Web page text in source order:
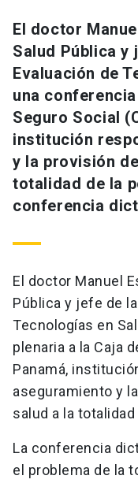
El doctor
Salud Pública y
Evaluación de
una
Seguro Social
institución
y la provisión
totalidad de la
conferencia
El doctor Manuel
Pública y jefe de
Tecnologías en
plenaria a la Caja
Panamá,
aseguramiento y
salud a la
La conferencia
el problema de la